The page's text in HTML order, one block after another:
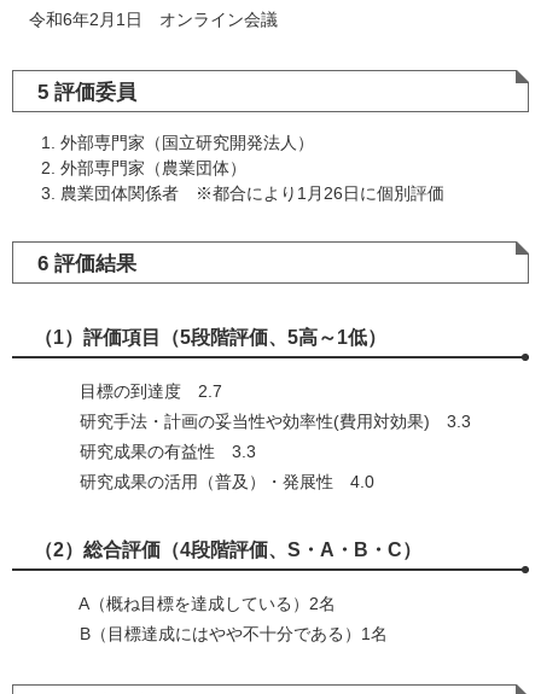
令和6年2月1日 オンライン会議
5 評価委員
外部専門家（国立研究開発法人）
外部専門家（農業団体）
農業団体関係者 ※都合により1月26日に個別評価
6 評価結果
（1）評価項目（5段階評価、5高～1低）
目標の到達度 2.7
研究手法・計画の妥当性や効率性(費用対効果) 3.3
研究成果の有益性 3.3
研究成果の活用（普及）・発展性 4.0
（2）総合評価（4段階評価、S・A・B・C）
A（概ね目標を達成している）2名
B（目標達成にはやや不十分である）1名